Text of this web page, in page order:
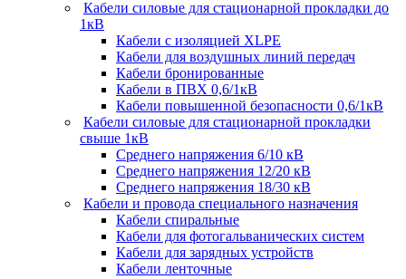
Кабели силовые для стационарной прокладки до
1кВ
Кабели c изоляцией XLPE
Кабели для воздушных линий передач
Кабели бронированные
Кабели в ПВХ 0,6/1кВ
Кабели повышенной безопасности 0,6/1кВ
Кабели силовые для стационарной прокладки
свыше 1кВ
Среднего напряжения 6/10 кВ
Среднего напряжения 12/20 кВ
Среднего напряжения 18/30 кВ
Кабели и провода специального назначения
Кабели спиральные
Кабели для фотогальванических систем
Кабели для зарядных устройств
Кабели ленточные